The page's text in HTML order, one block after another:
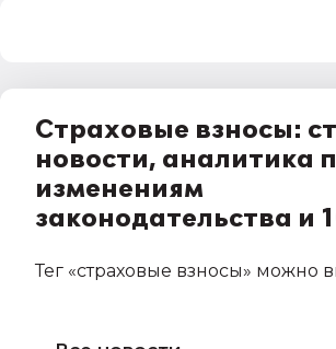
Страховые взносы:
новости, аналитика
изменениям
законодательства и
Тег «страховые взносы» можно